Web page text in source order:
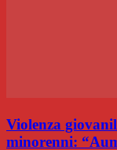
Violenza
minorenni: